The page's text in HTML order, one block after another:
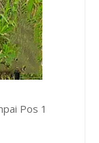
Pos 1